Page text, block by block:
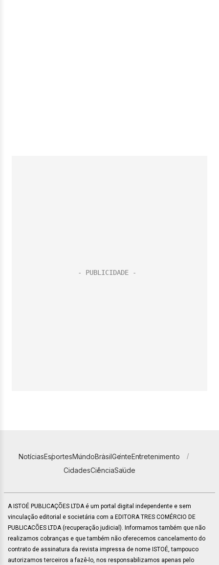
NotíciasEsportesMundoBrasilGenteEntretenimento
CidadesCiênciaSaúde
A ISTOÉ PUBLICAÇÕES LTDA é um portal digital independente e sem
vinculação editorial e societária com a EDITORA TRES COMÉRCIO DE
PUBLICACÕES LTDA (recuperação judicial). Informamos também que não
realizamos cobranças e que também não oferecemos cancelamento do
contrato de assinatura da revista impressa de nome ISTOÉ, tampouco
autorizamos terceiros a fazê-lo, nos responsabilizamos apenas pelo